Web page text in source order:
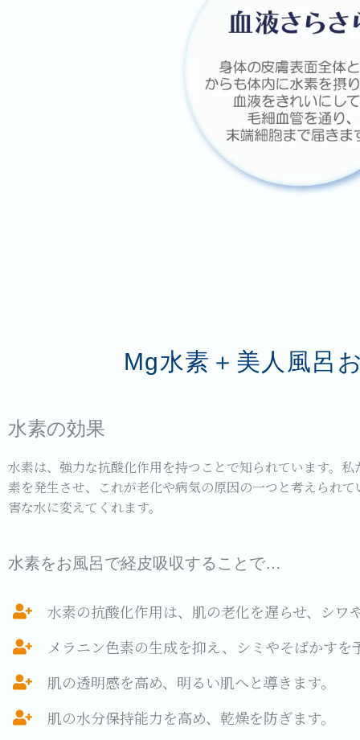
Mg水素＋美人風呂
水素の効果
水素は、強力な抗酸化作用を持つことで知られています。
素を発生させ、これが老化や病気の原因の一つと考えられ
害な水に変えてくれます。
水素をお風呂で経皮吸収することで…
水素の抗酸化作用は、肌の老化を遅らせ、シ
メラニン色素の生成を抑え、シミやそばかす
肌の透明感を高め、明るい肌へと導きます。
肌の水分保持能力を高め、乾燥を防ぎます。